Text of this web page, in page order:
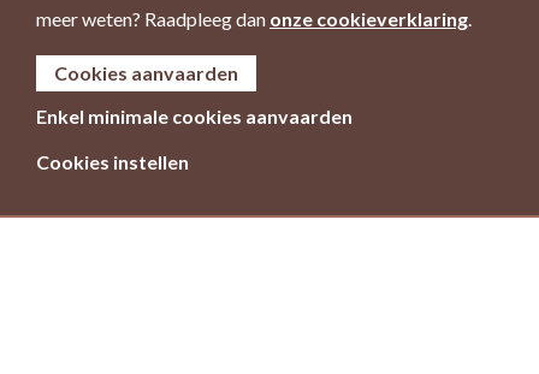
meer weten? Raadpleeg dan onze cookieverklaring.
Cookies aanvaarden
Enkel minimale cookies aanvaarden
Cookies instellen